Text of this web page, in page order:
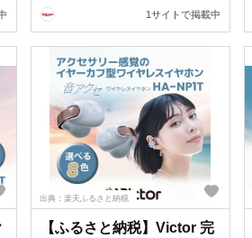
1サイトで掲載中
出典：楽天ふるさと納税
【ふるさと納税】Victor 完